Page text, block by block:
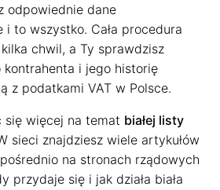
odpowiednie dane
to wszystko. Cała procedura
chwil, a Ty sprawdzisz
kontrahenta i jego historię
z podatkami VAT w Polsce.
się więcej na temat białej listy
sieci znajdziesz wiele artykułów
na stronach rządowych
przydaje się i jak działa biała